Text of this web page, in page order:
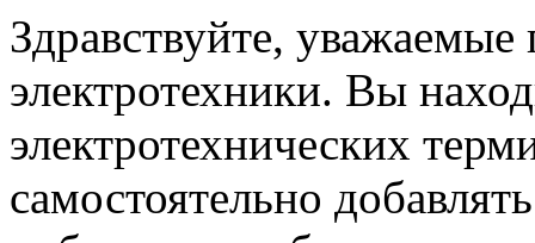
Здравствуйте,
электротехники. Вы
электротехнических
самостоятельно